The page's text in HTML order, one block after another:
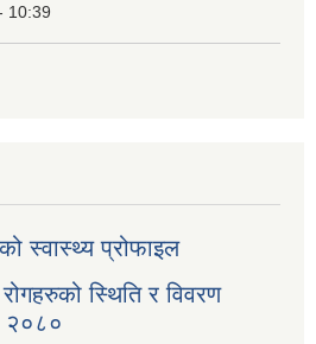
10:39
स्वास्थ्य प्रोफाइल
स्थिति र विवरण
२०८०